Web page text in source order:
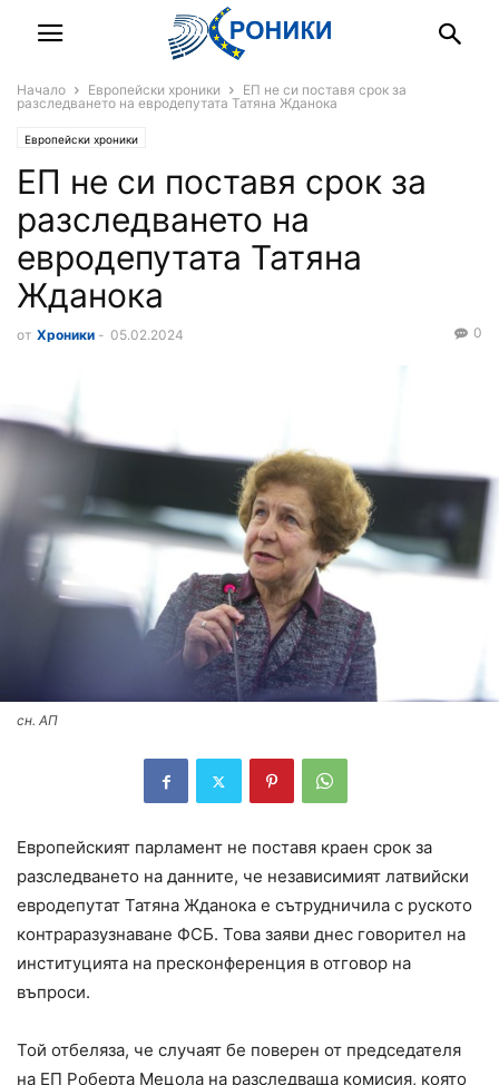
Начало Европейски хроники
ЕП не си поставя срок за
разследването на евродепутата Татяна Жданока
Европейски хроники
ЕП не си поставя срок за
разследването на
евродепутата Татяна
Жданока
от Хроники - 05.02.2024 0
сн. АП
Европейският парламент не поставя краен срок за
разследването на данните, че независимият латвийски
евродепутат Татяна Жданока е сътрудничила с руското
контраразузнаване ФСБ. Това заяви днес говорител на
институцията на пресконференция в отговор на
въпроси.
Той отбеляза, че случаят бе поверен от председателя
на ЕП Роберта Мецола на разследваща комисия, която